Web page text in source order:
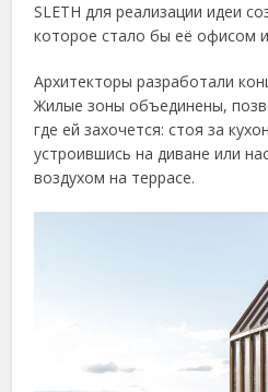
SLETH для реализации идеи
которое стало бы её офисом
Архитекторы разработали
Жилые зоны объединены,
где ей захочется: стоя за
устроившись на диване или
воздухом на террасе.